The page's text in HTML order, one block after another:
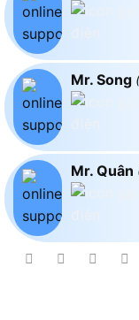
Mr. Song (
Mr. Quân